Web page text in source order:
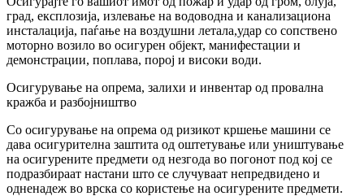
град, експлозија, излевање на водоводна и канализациона
инсталација, паѓање на воздушни летала,удар со сопствено
моторно возило во осигурен објект, манифестации и
демонстрации, поплава, порој и високи води.
Осигурување на опрема, залихи и инвентар од провална
кражба и разбојништво
Со осигурување на опрема од ризикот кршење машини се
дава осигурителна заштита од оштетување или уништување
на осигурените предмети од незгода во погонот под кој се
подразбираат настани што се случуваат непредвидено и
одненадеж во врска со користење на осигурените предмети.